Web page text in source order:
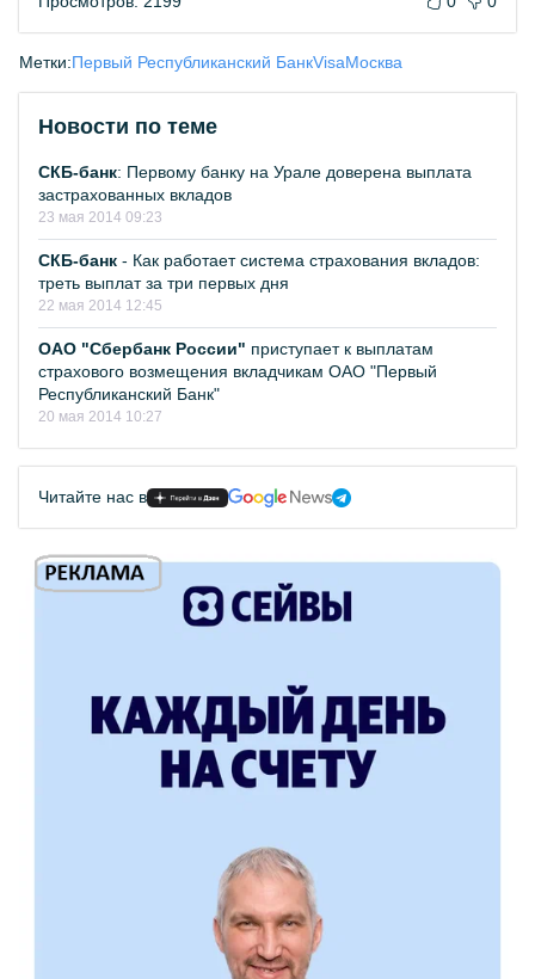
Метки:Первый Республиканский БанкVisaМосква
Новости по теме
СКБ-банк: Первому банку на Урале доверена выплата
застрахованных вкладов
23 мая 2014 09:23
СКБ-банк - Как работает система страхования вкладов:
треть выплат за три первых дня
22 мая 2014 12:45
ОАО "Сбербанк России" приступает к выплатам
страхового возмещения вкладчикам ОАО "Первый
Республиканский Банк"
20 мая 2014 10:27
Читайте нас в